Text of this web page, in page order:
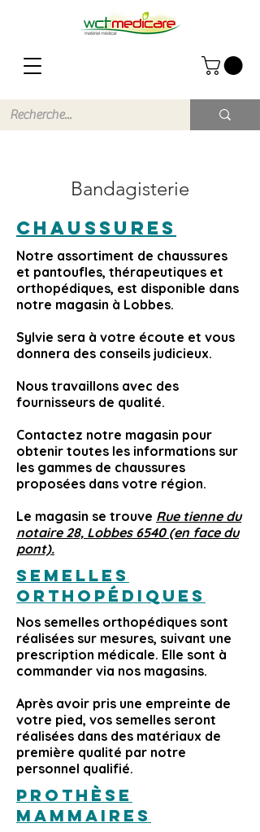
Bandagisterie
Chaussures
Notre assortiment de chaussures
et pantoufles, thérapeutiques et
orthopédiques, est disponible dans
notre magasin à Lobbes.
Sylvie sera à votre écoute et vous
donnera des conseils judicieux.
Nous travaillons avec des
fournisseurs de qualité.
Contactez notre magasin pour
obtenir toutes les informations sur
les gammes de chaussures
proposées dans votre région.
Le magasin se trouve Rue tienne du
notaire 28, Lobbes 6540 (en face du
pont).
Semelles
orthopédiques
Nos semelles orthopédiques sont
réalisées sur mesures, suivant une
prescription médicale. Elle sont à
commander via nos magasins.
Après avoir pris une empreinte de
votre pied, vos semelles seront
réalisées dans des matériaux de
première qualité par notre
personnel qualifié.
Prothèse
mammaires